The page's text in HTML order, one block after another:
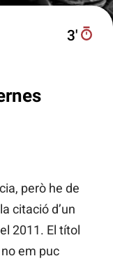
3′
però he de
citació d’un
2011. El títol
em puc